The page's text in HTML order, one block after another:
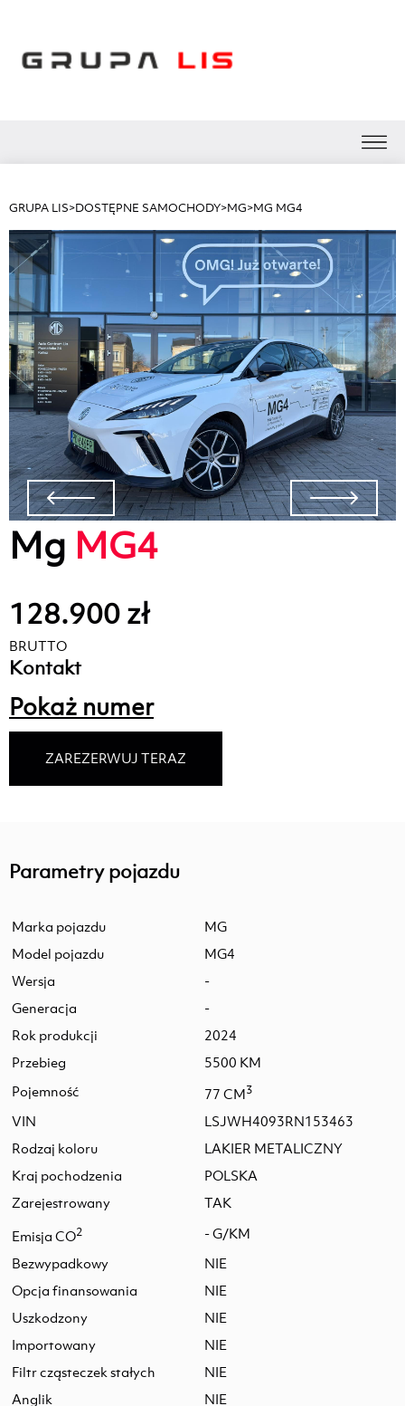
GRUPA LIS>DOSTĘPNE SAMOCHODY>MG>MG MG4
Mg MG4
128.900 zł
BRUTTO
Kontakt
Pokaż numer
ZAREZERWUJ TERAZ
Parametry pojazdu
Marka pojazdu
MG
Model pojazdu
MG4
Wersja
-
Generacja
-
Rok produkcji
2024
Przebieg
5500 KM
Pojemność
77 CM3
VIN
LSJWH4093RN153463
Rodzaj koloru
LAKIER METALICZNY
Kraj pochodzenia
POLSKA
Zarejestrowany
TAK
Emisja CO2
- G/KM
Bezwypadkowy
NIE
Opcja finansowania
NIE
Uszkodzony
NIE
Importowany
NIE
Filtr cząsteczek stałych
NIE
Anglik
NIE